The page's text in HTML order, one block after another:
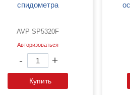
спидометра
AVP SP5320F
Авторизоваться
- +
Купить